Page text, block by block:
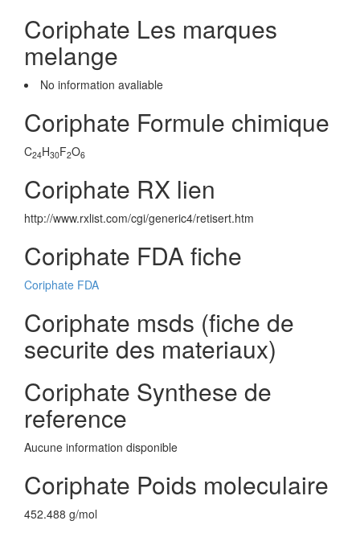
Coriphate Les marques
melange
No information avaliable
Coriphate Formule chimique
C24H30F2O6
Coriphate RX lien
http://www.rxlist.com/cgi/generic4/retisert.htm
Coriphate FDA fiche
Coriphate FDA
Coriphate msds (fiche de
securite des materiaux)
Coriphate Synthese de
reference
Aucune information disponible
Coriphate Poids moleculaire
452.488 g/mol